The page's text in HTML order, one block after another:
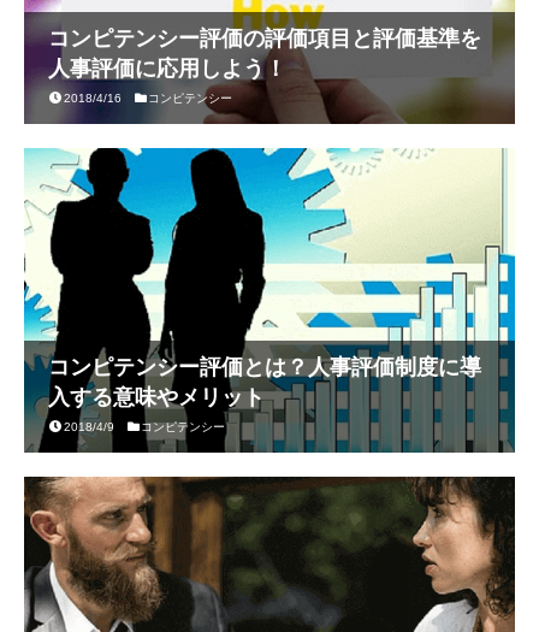
コンピテンシー評価の評価項目と評価基準を
人事評価に応用しよう！
2018/4/16 コンピテンシー
コンピテンシー評価とは？人事評価制度に導
入する意味やメリット
2018/4/9 コンピテンシー